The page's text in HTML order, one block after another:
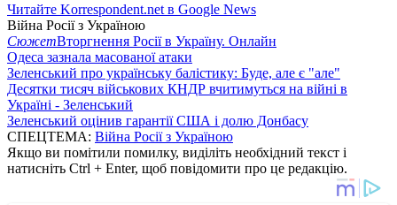
Читайте Korrespondent.net в Google News
Війна Росії з Україною
СюжетВторгнення Росії в Україну. Онлайн
Одеса зазнала масованої атаки
Зеленський про українську балістику: Буде, але є "але"
Десятки тисяч військових КНДР вчитимуться на війні в
Україні - Зеленський
Зеленський оцінив гарантії США і долю Донбасу
СПЕЦТЕМА: Війна Росії з Україною
Якщо ви помітили помилку, виділіть необхідний текст і
натисніть Ctrl + Enter, щоб повідомити про це редакцію.